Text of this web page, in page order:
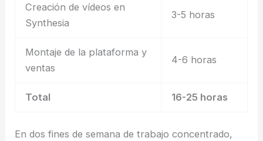
Creación de vídeos en
Synthesia
3-5 horas
Montaje de la plataforma y
ventas
4-6 horas
Total 16-25 horas
En dos fines de semana de trabajo concentrado,